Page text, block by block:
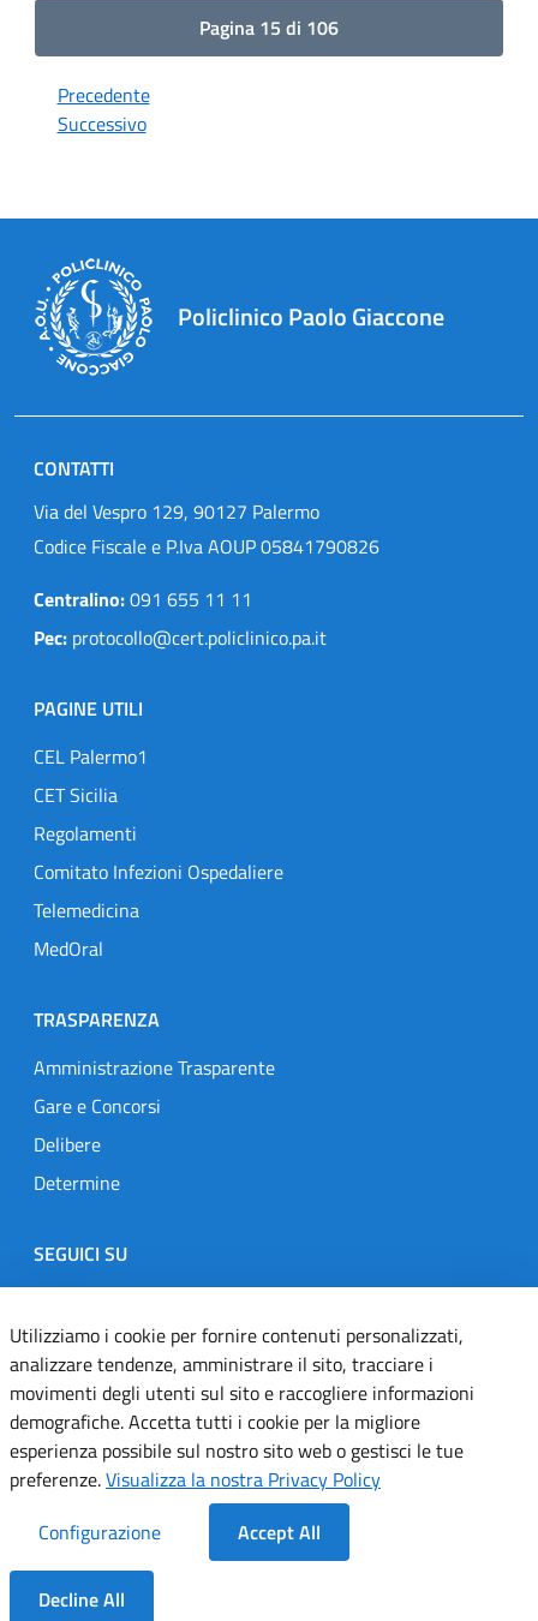
Pagina 15 di 106
Precedente
Successivo
Policlinico Paolo Giaccone
CONTATTI
Via del Vespro 129, 90127 Palermo
Codice Fiscale e P.Iva AOUP 05841790826
Centralino:091 655 11 11
Pec: protocollo@cert.policlinico.pa.it
PAGINE UTILI
CEL Palermo1
CET Sicilia
Regolamenti
Comitato Infezioni Ospedaliere
Telemedicina
MedOral
TRASPARENZA
Amministrazione Trasparente
Gare e Concorsi
Delibere
Determine
SEGUICI SU
Designers Italia
TwitterInstagramYoutubeLinkedin
Dichiarazione di accessibilità
Informativa cookie
Note legali
Servizi Applicativi
Utilizziamo i cookie per fornire contenuti personalizzati,
analizzare tendenze, amministrare il sito, tracciare i
movimenti degli utenti sul sito e raccogliere informazioni
demografiche. Accetta tutti i cookie per la migliore
esperienza possibile sul nostro sito web o gestisci le tue
preferenze.Visualizza la nostra Privacy Policy
Configurazione
Accept All
Decline All